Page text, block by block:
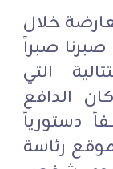
خلال
صبراً
التي
الدافع
دستورياً
رئاسة